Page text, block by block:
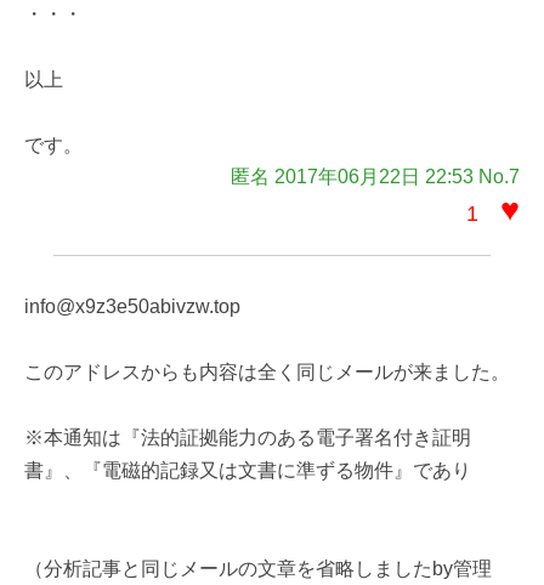
・・・
以上
です。
匿名 2017年06月22日 22:53 No.7
1 ♥
info@x9z3e50abivzw.top
このアドレスからも内容は全く同じメールが来ました。
※本通知は『法的証拠能力のある電子署名付き証明
書』、『電磁的記録又は文書に準ずる物件』であり
（分析記事と同じメールの文章を省略しましたby管理